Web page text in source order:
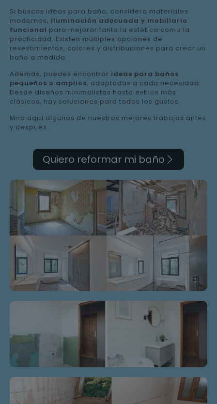
Si buscas ideas para baño, considera materiales
modernos, iluminación adecuada y mobiliario
funcional para mejorar tanto la estética como la
practicidad. Existen múltiples opciones de
revestimientos, colores y distribuciones para crear un
baño a medida.
Además, puedes encontrar ideas para baños
pequeños o amplios, adaptadas a cada necesidad.
Desde diseños minimalistas hasta estilos más
clásicos, hay soluciones para todos los gustos.
Mira aquí algunos de nuestros mejores trabajos antes
y después.
Quiero reformar mi baño